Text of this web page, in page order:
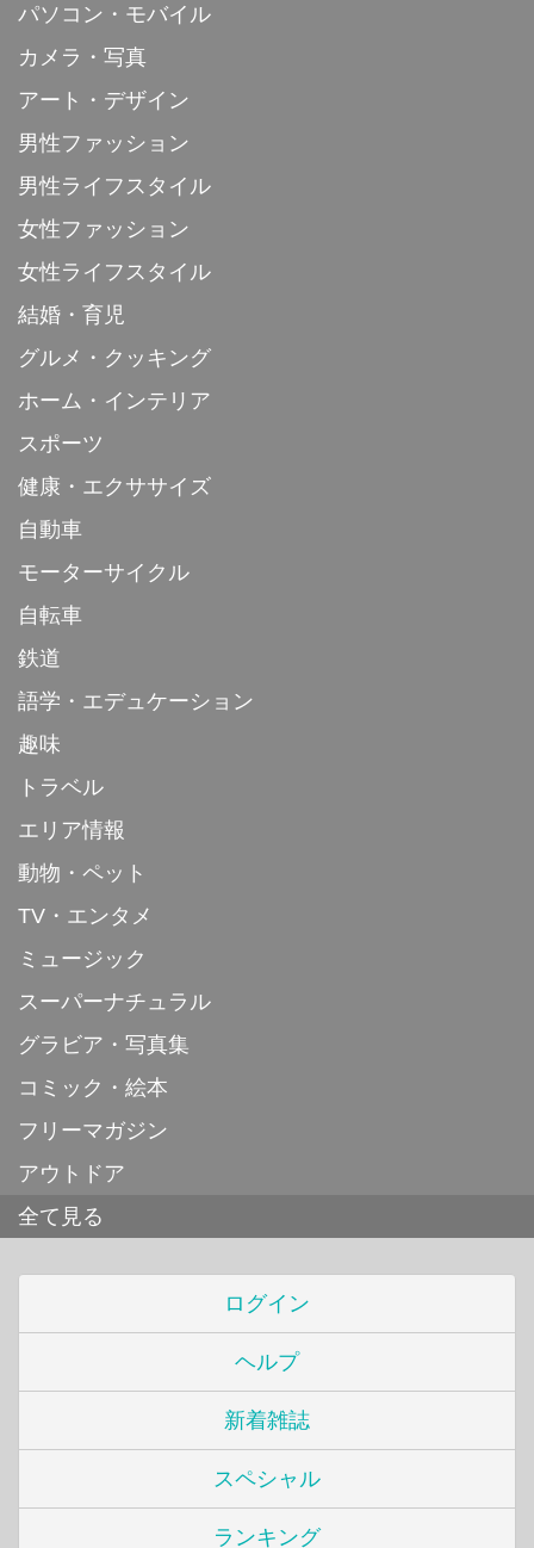
パソコン・モバイル
カメラ・写真
アート・デザイン
男性ファッション
男性ライフスタイル
女性ファッション
女性ライフスタイル
結婚・育児
グルメ・クッキング
ホーム・インテリア
スポーツ
健康・エクササイズ
自動車
モーターサイクル
自転車
鉄道
語学・エデュケーション
趣味
トラベル
エリア情報
動物・ペット
TV・エンタメ
ミュージック
スーパーナチュラル
グラビア・写真集
コミック・絵本
フリーマガジン
アウトドア
全て見る
ログイン
ヘルプ
新着雑誌
スペシャル
ランキング